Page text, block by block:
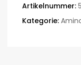
Artikelnummer:
Kategorie: